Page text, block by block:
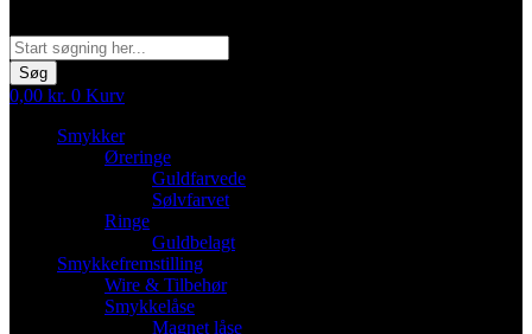
Søg
0,00 kr. 0 Kurv
Smykker
Øreringe
Guldfarvede
Sølvfarvet
Ringe
Guldbelagt
Smykkefremstilling
Wire & Tilbehør
Smykkelåse
Magnet låse